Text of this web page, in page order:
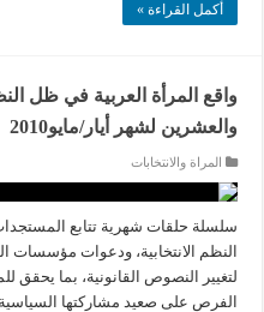
أكمل القراءة »
واقع المرأة العربية في ظل
والعشرين لشهر أيار/مايو2010
المراة والانتخابات
سلسلة حلقات شهرية تتابع
النظم الانتخابية، ودعوات مؤسسات
لتغيير النصوص القانونية، بما يحقق